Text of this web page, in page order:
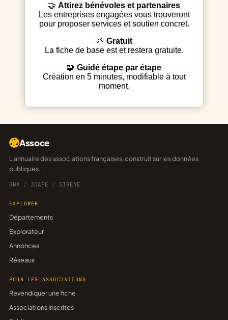
Attirez bénévoles et partenaires
Les entreprises engagées vous trouveront
pour proposer services et soutien concret.
Gratuit
La fiche de base est et restera gratuite.
Guidé étape par étape
Création en 5 minutes, modifiable à tout
moment.
Assoce
L'annuaire des associations françaises, construit sur les données
publiques.
RNA / JOAFE / SIRENE
EXPLORER
Départements
Explorateur
Annonces
Réseaux
POUR LES ASSOCIATIONS
Revendiquer une fiche
Associations inscrites